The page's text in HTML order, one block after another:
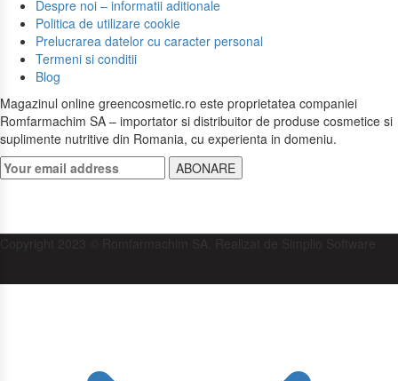
Despre noi – informatii aditionale
Politica de utilizare cookie
Prelucrarea datelor cu caracter personal
Termeni si conditii
Blog
Magazinul online greencosmetic.ro este proprietatea companiei
Romfarmachim SA – importator si distribuitor de produse cosmetice si
suplimente nutritive din Romania, cu experienta in domeniu.
ABONARE